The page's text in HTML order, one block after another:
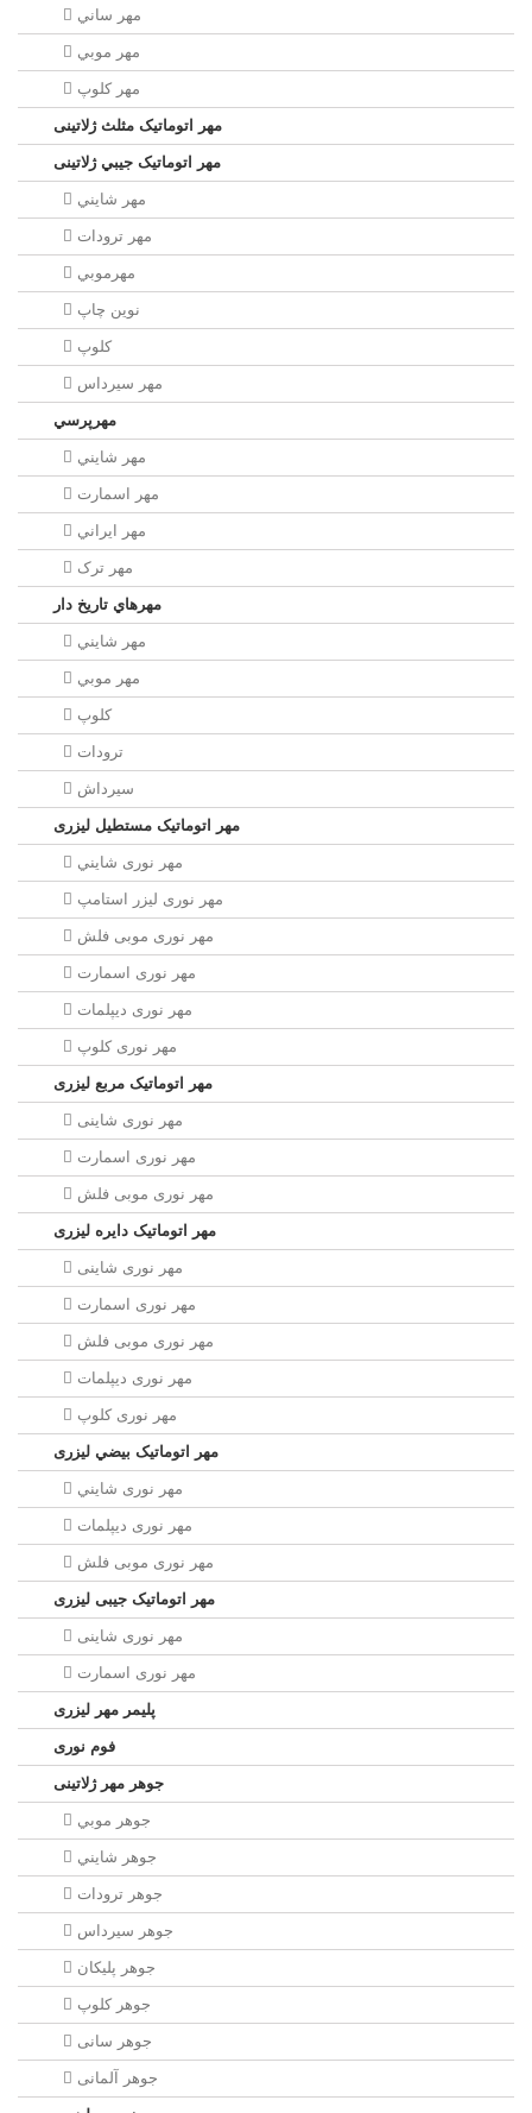
مهر ساني
مهر موبي
مهر كلوپ
مهر اتوماتیک مثلث ژلاتینی
مهر اتوماتیک جيبي ژلاتینی
مهر شايني
مهر ترودات
مهرموبي
نوين چاپ
کلوپ
مهر سيرداس
مهرپرسي
مهر شايني
مهر اسمارت
مهر ايراني
مهر ترک
مهرهاي تاريخ دار
مهر شايني
مهر موبي
کلوپ
ترودات
سیرداش
مهر اتوماتیک مستطیل لیزری
مهر نوری شايني
مهر نوری لیزر استامپ
مهر نوری موبی فلش
مهر نوری اسمارت
مهر نوری ديپلمات
مهر نوری کلوپ
مهر اتوماتیک مربع لیزری
مهر نوری شاینی
مهر نوری اسمارت
مهر نوری موبی فلش
مهر اتوماتیک دايره لیزری
مهر نوری شاینی
مهر نوری اسمارت
مهر نوری موبی فلش
مهر نوری دیپلمات
مهر نوری کلوپ
مهر اتوماتیک بيضي لیزری
مهر نوری شايني
مهر نوری دیپلمات
مهر نوری موبی فلش
مهر اتوماتیک جیبی لیزری
مهر نوری شاینی
مهر نوری اسمارت
پلیمر مهر لیزری
فوم نوری
جوهر مهر ژلاتینی
جوهر موبي
جوهر شايني
جوهر ترودات
جوهر سيرداس
جوهر پلیکان
جوهر کلوپ
جوهر سانی
جوهر آلمانی